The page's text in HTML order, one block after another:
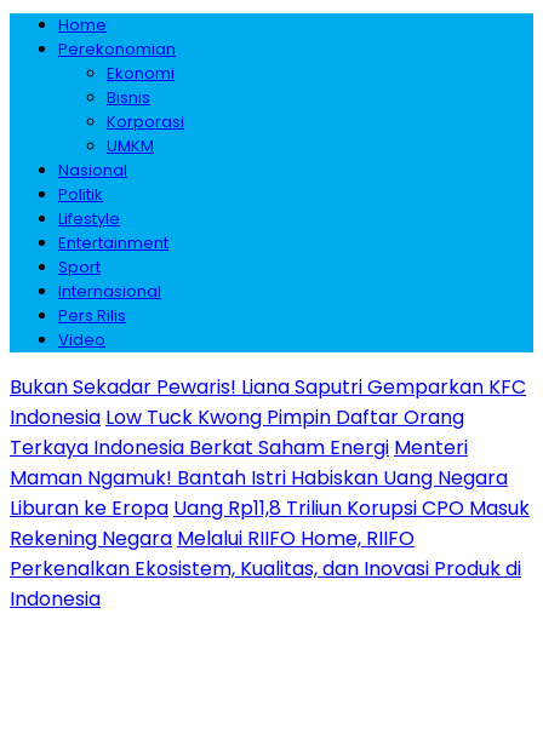
Home
Perekonomian
Ekonomi
Bisnis
Korporasi
UMKM
Nasional
Politik
Lifestyle
Entertainment
Sport
Internasional
Pers Rilis
Video
Bukan Sekadar Pewaris! Liana Saputri Gemparkan KFC
Indonesia Low Tuck Kwong Pimpin Daftar Orang
Terkaya Indonesia Berkat Saham Energi Menteri
Maman Ngamuk! Bantah Istri Habiskan Uang Negara
Liburan ke Eropa Uang Rp11,8 Triliun Korupsi CPO Masuk
Rekening Negara Melalui RIIFO Home, RIIFO
Perkenalkan Ekosistem, Kualitas, dan Inovasi Produk di
Indonesia